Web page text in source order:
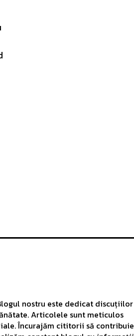
nostru este dedicat discuțiilor
Articolele sunt meticulos
Încurajăm cititorii să contribuie